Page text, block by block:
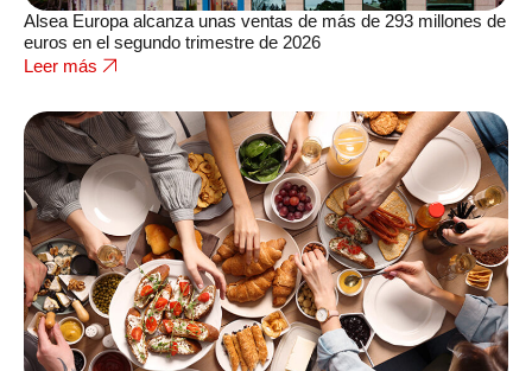
Alsea Europa alcanza unas ventas de más de 293 millones de
euros en el segundo trimestre de 2026
Leer más